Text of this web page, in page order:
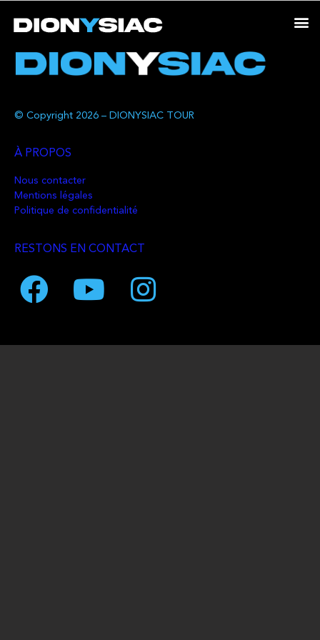
© Copyright 2026 – DIONYSIAC TOUR
À PROPOS
Nous contacter
Mentions légales
Politique de confidentialité
RESTONS EN CONTACT